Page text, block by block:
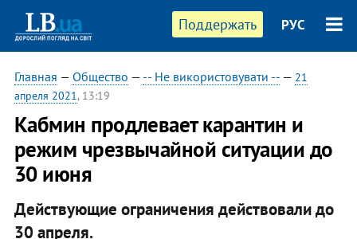
Поддержать РУС
Главная — Общество — -- Не використовувати --— 21
апреля 2021, 13:19
Кабмин продлевает карантин и
режим чрезвычайной ситуации до
30 июня
Действующие ограничения действовали до
30 апреля.